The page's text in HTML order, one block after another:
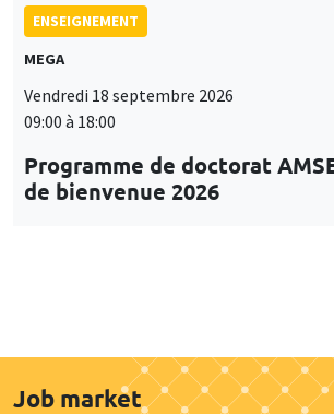
ENSEIGNEMENT
MEGA
Vendredi 18 septembre 2026
09:00 à 18:00
Programme de doctorat
de bienvenue 2026
Job market